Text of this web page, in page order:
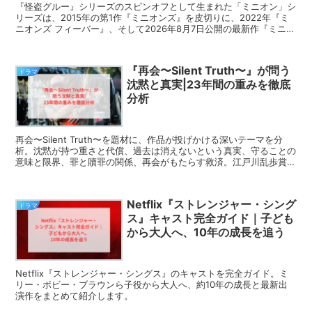
『怪盗グルー』シリーズのスピンオフとして生まれた「ミニオン」シ
リーズは、2015年の第1作『ミニオンズ』を皮切りに、2022年『ミ
ニオンズ フィーバー』、そして2026年8月7日公開の最新作『ミニオ
ドラマ
『再会〜Silent Truth〜』が問う
沈黙と真実|23年間の重みを徹底
分析
再会〜Silent Truth〜を題材に、作品が投げかける深いテーマを分
析。沈黙が持つ重さと代償、過去は消えないという真実、守ることの
意味と限界、罪と贖罪の関係、再会がもたらす救済。江戸川乱歩賞受
ドラマ
Netflix『ストレンジャー・シング
ス』キャスト完全ガイド｜子ども
から大人へ、10年の成長を追う
Netflix『ストレンジャー・シングス』のキャストを完全ガイド。ミ
リー・ボビー・ブラウンら子役から大人へ、約10年の成長と最新出
演作をまとめて紹介します。